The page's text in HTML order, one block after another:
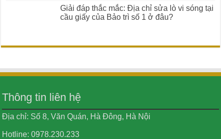
Giải đáp thắc mắc: Địa chỉ sửa lò vi sóng tại
cầu giấy của Bảo trì số 1 ở đâu?
Thông tin liên hệ
Địa chỉ: Số 8, Văn Quán, Hà Đông, Hà Nội
Hotline: 0978.230.233